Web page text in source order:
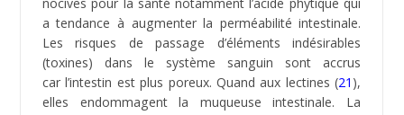
même posséder des effets toxiques lorsqu’ils sont
ingérés en trop grande quantité. On retrouve le
gluten, l’acide phytique, le tanin, la lectine, oxalate
pour les principaux anti-nutriments (25). Ils attaquent à
la paroi intestinale et augmentent sa perméabilité
(Leaky gut syndrome) ( 26). Des toxines passent dans
le système sanguin et provoquent des inflammations